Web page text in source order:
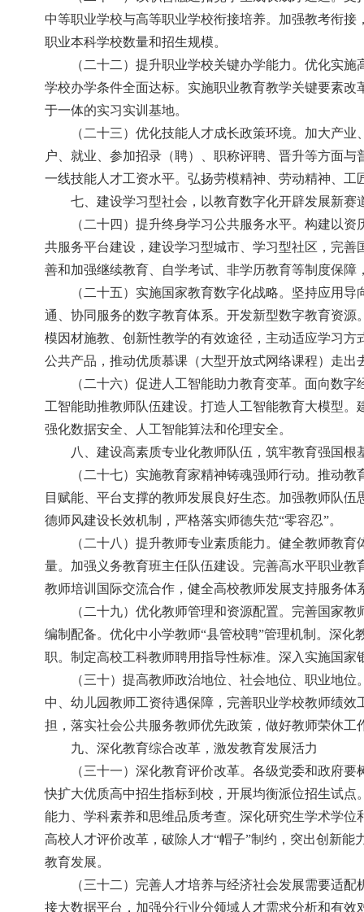
中等职业学校与高等职业学校衔接培养。加强教考衔
职业本科学校数量和招生规模。
（二十二）提升职业学校关键办学能力。优化实
学校办学条件全面达标。实施职业教育教学关键要素
于一体的实习实训基地。
（二十三）优化技能人才成长政策环境。加大产
户、就业、参加招录（聘）、职称评聘、晋升等方面
一线技能人才工资水平。弘扬劳模精神、劳动精神、
七、建设学习型社会，以教育数字化开辟发展新赛
（二十四）提升终身学习公共服务水平。构建以
共服务平台建设，建设学习型城市、学习型社区，完
善和加强继续教育、自学考试、非学历教育等制度保
（二十五）实施国家教育数字化战略。坚持应用
通、协同服务的数字教育体系。开发新型数字教育资
模因材施教、创新性教学的有效途径，主动适应学习
公共产品，推动优质慕课（大型开放式网络课程）走出
（二十六）促进人工智能助力教育变革。面向数
工智能助推教师队伍建设。打造人工智能教育大模型
强化数据安全、人工智能算法和伦理安全。
八、建设高素质专业化教师队伍，筑牢教育强国根
（二十七）实施教育家精神铸魂强师行动。推动
目赋能、平台支撑的教师发展良好生态。加强教师队
德师风建设长效机制，严格落实师德失范“零容忍”。
（二十八）提升教师专业素质能力。健全教师教
量。加强义务教育班主任队伍建设。完善高水平职业
教师培训国际交流合作，健全高校教师发展支持服务
（二十九）优化教师管理和资源配置。完善国家
编制配备。优化中小学教师“县管校聘”管理机制。深
职。制定高校工科教师聘用指导性标准。深入实施国
（三十）提高教师政治地位、社会地位、职业地
中、幼儿园教师工资待遇保障，完善职业学校教师绩
担，落实社会公共服务教师优先政策，做好教师荣休
九、深化教育综合改革，激发教育发展活力
（三十一）深化教育评价改革。各级党委和政府
快扩大优质高中招生指标到校，开展均衡派位招生试
能力、学科素养和思维品质考查。深化研究生学术学
高校人才评价改革，破除人才“帽子”制约，突出创新
教育发展。
（三十二）完善人才培养与经济社会发展需要适
接大数据平台，加强分行业分领域人才需求分析和有